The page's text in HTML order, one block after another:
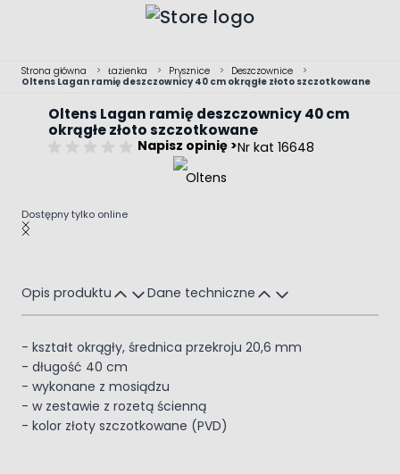
Strona główna > Łazienka > Prysznice > Deszczownice
>
Oltens Lagan ramię deszczownicy 40 cm okrągłe złoto szczotkowane
Oltens Lagan ramię deszczownicy 40 cm
okrągłe złoto szczotkowane
Napisz opinię >Nr kat 16648
Dostępny tylko online
Main image
Click to view image in fullscreen
Opis produktu Dane techniczne
- kształt okrągły, średnica przekroju 20,6 mm
- długość 40 cm
- wykonane z mosiądzu
- w zestawie z rozetą ścienną
- kolor złoty szczotkowane (PVD)